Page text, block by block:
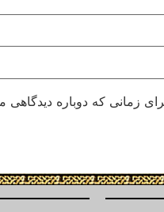
زمانی که دوباره دیدگاهی